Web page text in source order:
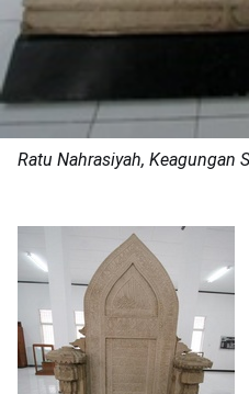
Ratu Nahrasiyah, Keagungan